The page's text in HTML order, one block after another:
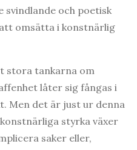
svindlande och poetisk
omsätta i konstnärlig
stora tankarna om
låter sig fångas i
Men det är just ur denna
styrka växer
saker eller,